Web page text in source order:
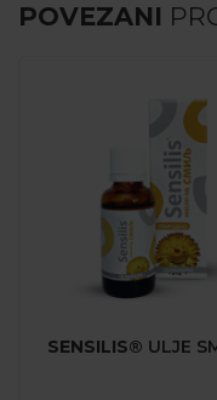
POVEZANI
SENSILIS® ULJE